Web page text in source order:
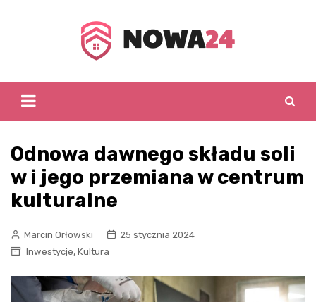
Odnowa dawnego składu soli
w i jego przemiana w centrum
kulturalne
Marcin Orłowski
25 stycznia 2024
Inwestycje, Kultura